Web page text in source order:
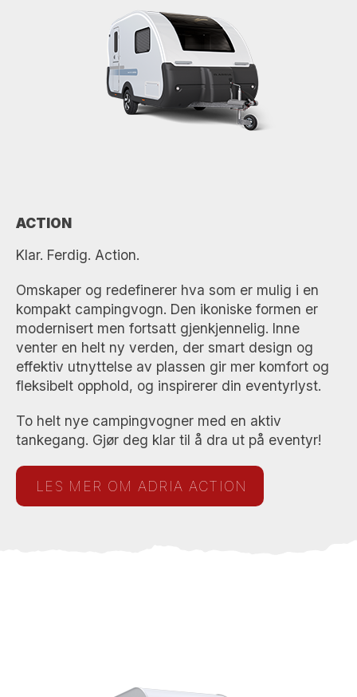
ACTION
Klar. Ferdig. Action.
Omskaper og redefinerer hva som er mulig i en
kompakt campingvogn. Den ikoniske formen er
modernisert men fortsatt gjenkjennelig. Inne
venter en helt ny verden, der smart design og
effektiv utnyttelse av plassen gir mer komfort og
fleksibelt opphold, og inspirerer din eventyrlyst.
To helt nye campingvogner med en aktiv
tankegang. Gjør deg klar til å dra ut på eventyr!
LES MER OM ADRIA ACTION